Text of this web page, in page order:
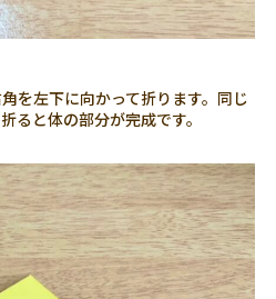
を左下に向かって折ります。同じ
ると体の部分が完成です。